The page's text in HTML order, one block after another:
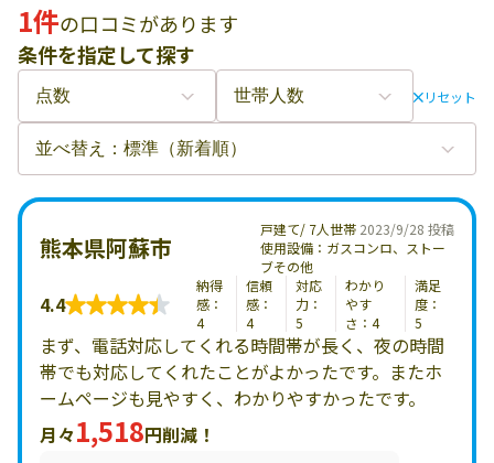
1件の口コミがあります
条件を指定して探す
リセット
2023/9/28 投稿
熊本県阿蘇市
戸建て/ 7人世帯
使用設備：ガスコンロ、ストー
ブその他
4.4
納得
感：
4
信頼
感：
4
対応
力：
5
わかり
やす
さ：4
満足
度：
5
まず、電話対応してくれる時間帯が長く、夜の時間
帯でも対応してくれたことがよかったです。またホ
ームページも見やすく、わかりやすかったです。
月々1,518円削減！